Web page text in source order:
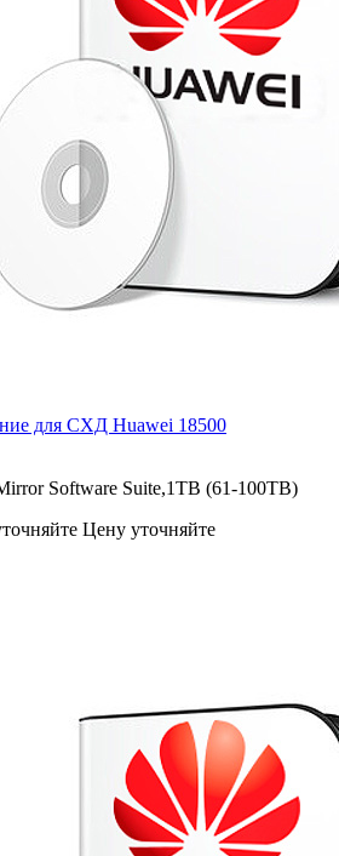
для СХД Huawei 18500
Software Suite,1TB (61-100TB)
Цену уточняйте